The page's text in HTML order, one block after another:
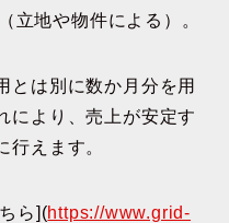
地や物件による）。
とは別に数か月分を用
により、売上が安定す
行えます。
ら](https://www.grid-